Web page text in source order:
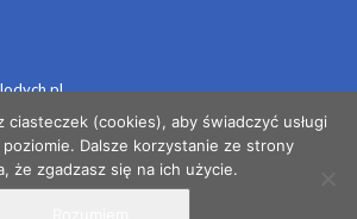
ciasteczek (cookies), aby świadczyć usługi
poziomie. Dalsze korzystanie ze strony
że zgadzasz się na ich użycie.